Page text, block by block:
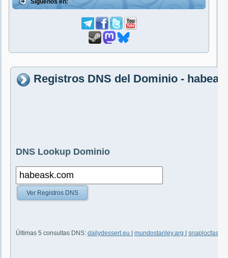
Síguenos en:
Registros DNS del Dominio -
DNS Lookup Dominio
Ver Registros DNS
Últimas 5 consultas DNS: dailydessert.eu mundostanley.arg